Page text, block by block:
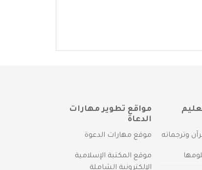
وترجماته
مواقع تطوير مهارات
الدعاة
موقع مهارات الدعوة
موقع المكتبة الإسلامية
الإلكترونية الشاملة